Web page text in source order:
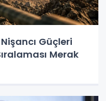
Güçleri
Merak